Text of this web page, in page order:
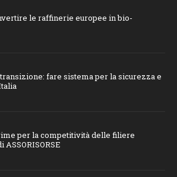
le raffinerie europee in bio-
fare sistema per la sicurezza e
per la competitività delle filiere